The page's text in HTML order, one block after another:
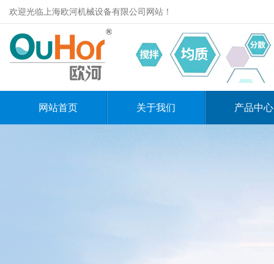
欢迎光临上海欧河机械设备有限公司网站！
网站首页 关于我们 产品中心